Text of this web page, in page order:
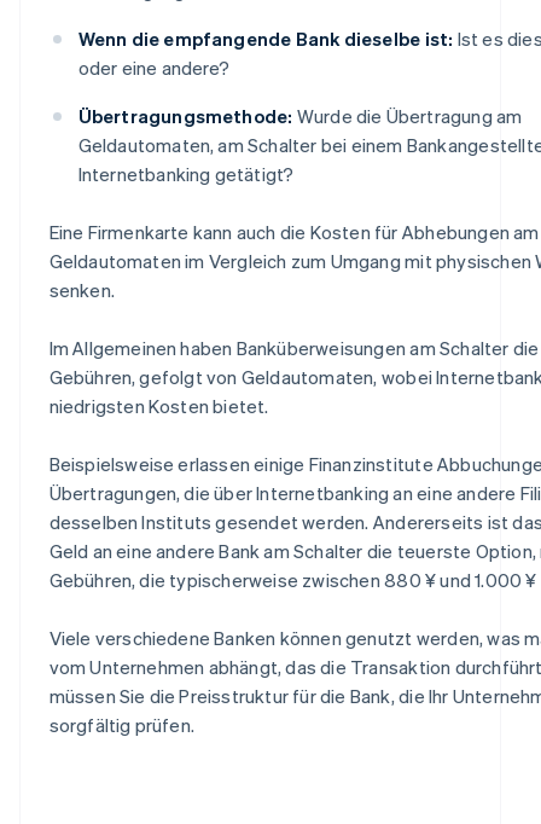
Wenn die empfangende Bank dieselbe ist: Ist es
oder eine andere?
Übertragungsmethode: Wurde die Übertragung am
Geldautomaten, am Schalter bei einem
Internetbanking getätigt?
Eine Firmenkarte kann auch die Kosten für Abhebungen am
Geldautomaten im Vergleich zum Umgang mit physischen
senken.
Im Allgemeinen haben Banküberweisungen am Schalter
Gebühren, gefolgt von Geldautomaten, wobei
niedrigsten Kosten bietet.
Beispielsweise erlassen einige Finanzinstitute
Übertragungen, die über Internetbanking an eine andere
desselben Instituts gesendet werden. Andererseits ist
Geld an eine andere Bank am Schalter die teuerste
Gebühren, die typischerweise zwischen 880 ¥ und 1.000 ¥
Viele verschiedene Banken können genutzt werden, was
vom Unternehmen abhängt, das die Transaktion
müssen Sie die Preisstruktur für die Bank, die Ihr
sorgfältig prüfen.